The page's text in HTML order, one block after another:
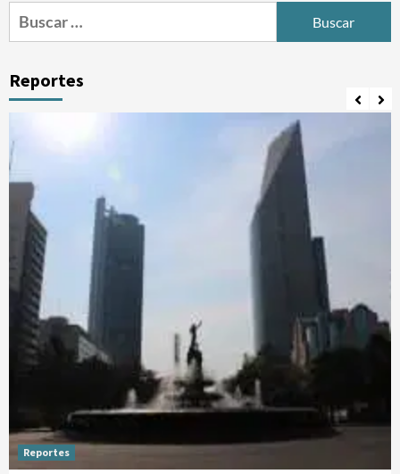
Buscar:
Reportes
Reportes